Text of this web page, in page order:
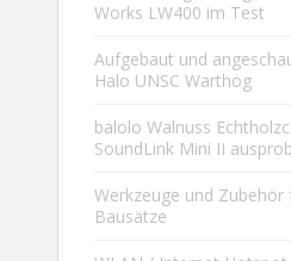
Works LW400 im Test
Aufgebaut und
Halo UNSC Warthog
balolo Walnuss
SoundLink Mini II
Werkzeuge und
Bausätze